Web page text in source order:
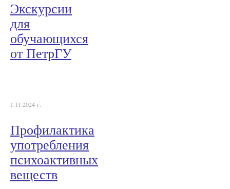
Экскурсии
для
обучающихся
от ПетрГУ
1.11.2024 г.
Профилактика
употребления
психоактивных
веществ